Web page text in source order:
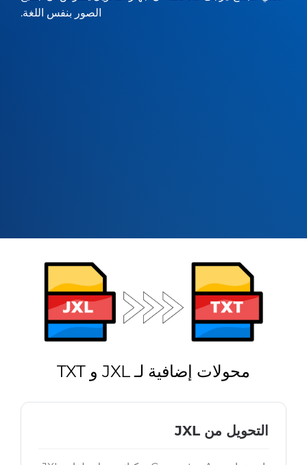
الصور بنفس اللغة.
محولات إضافية لـ JXL و TXT
التحويل من JXL